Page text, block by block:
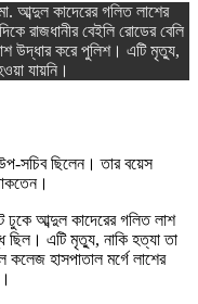
আব্দুল কাদেরের গলিত লাশের
রাজধানীর বেইলি রোডের বেলি
উদ্ধার করে পুলিশ। এটি মৃত্যু,
যায়নি।
সচিব ছিলেন। তার বয়েস
ঢুকে আব্দুল কাদেরের গলিত লাশ
ছিল। এটি মৃত্যু, নাকি হত্যা তা
কলেজ হাসপাতাল মর্গে লাশের